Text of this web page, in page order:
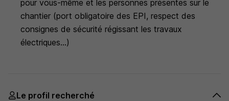
pour vous-même et les personnes présentes sur le
chantier (port obligatoire des EPI, respect des
consignes de sécurité régissant les travaux
électriques...)
Le profil recherché